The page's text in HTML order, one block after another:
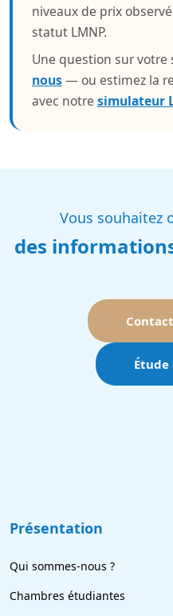
niveaux de prix
statut LMNP.
Une question sur votre
nous— ou estimez la
avec notre simulateur
Vous souhaitez
des
Présentation
Qui sommes-nous ?
Chambres étudiantes